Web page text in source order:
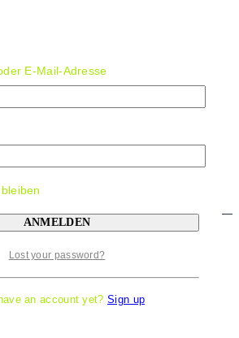
Community
nächsten Einkauf und erfahre
Angeboten, sowie neuen Produkten.
E-Mail-Adresse
Lost your password?
an account yet? Sign up